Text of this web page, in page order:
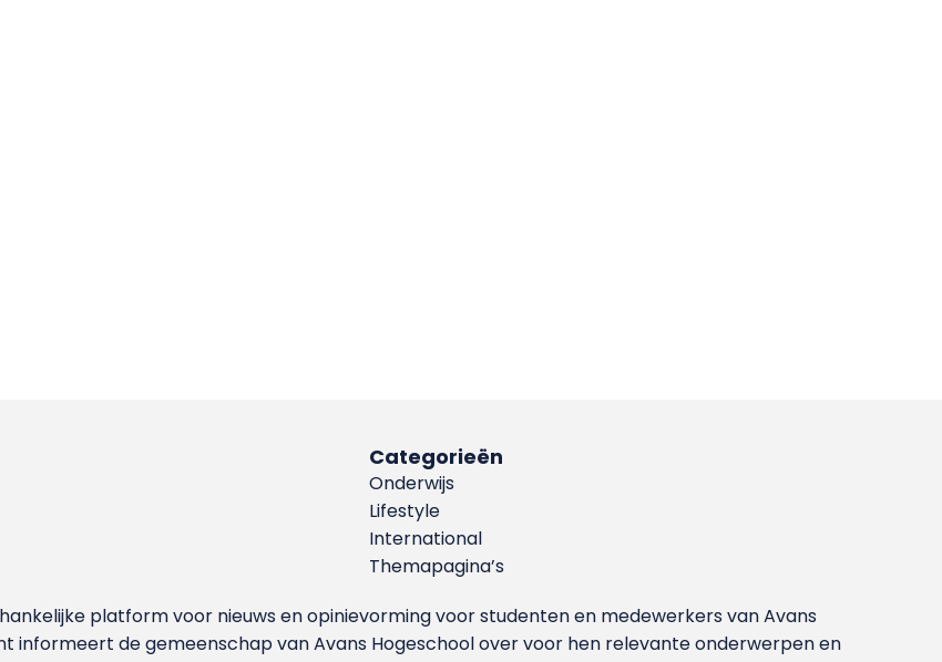
Categorieën
Onderwijs
Lifestyle
International
Themapagina’s
platform voor nieuws en opinievorming voor studenten en medewerkers van Avans
informeert de gemeenschap van Avans Hogeschool over voor hen relevante onderwerpen en